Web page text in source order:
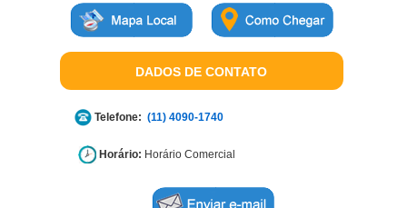
DADOS DE CONTATO
Telefone: (11) 4090-1740
Horário: Horário Comercial